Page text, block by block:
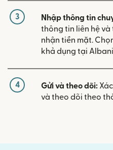
3 Nhập thông tin
thông tin liên hệ
nhận tiền mặt.
khả dụng tại
4 Gửi và theo dõi:
và theo dõi theo